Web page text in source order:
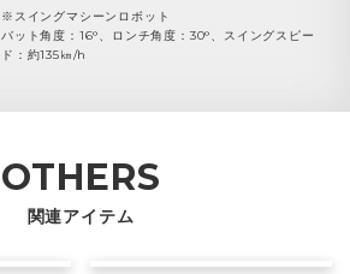
※スイングマシーンロボット
バット角度：16°、ロンチ角度：30°、スイングスピー
ド：約135㎞/h
OTHERS
関連アイテム